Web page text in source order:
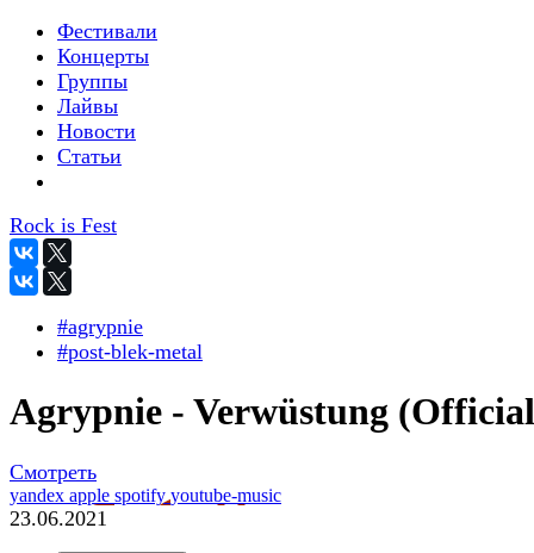
Фестивали
Концерты
Группы
Лайвы
Новости
Статьи
Rock is Fest
#agrypnie
#post-blek-metal
Agrypnie - Verwüstung
Смотреть
yandex apple spotifyyoutube-music
23.06.2021